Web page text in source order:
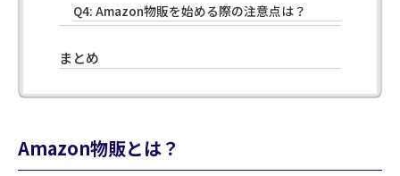
Q4: Amazon物販を始める際の注意点は？
まとめ
Amazon物販とは？